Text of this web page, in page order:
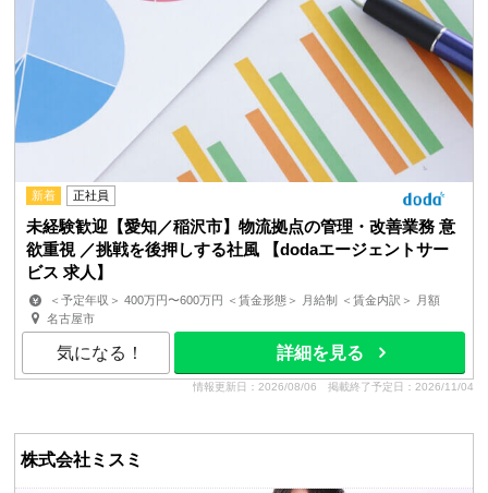
新着 正社員
未経験歓迎【愛知／稲沢市】物流拠点の管理・改善業務 意
欲重視 ／挑戦を後押しする社風 【dodaエージェントサー
ビス 求人】
＜予定年収＞ 400万円〜600万円 ＜賃金形態＞ 月給制 ＜賃金内訳＞ 月額
（基本給）：192,000円〜289,000円 固定残業手当/...
名古屋市
気になる！ 詳細を見る
情報更新日：2026/08/06 掲載終了予定日：2026/11/04
株式会社ミスミ